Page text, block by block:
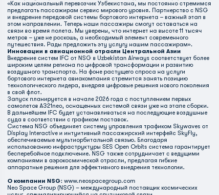
«Как национальный перевозчик Узбекистана, мы постоянно стремимся
предлагать пассажирам сервис мирового уровня. Партнерство с NSG
и внедрение передовой системы бортового интернета – важный этап в
этом направлении. Теперь наши пассажиры смогут оставаться на
связи во время полета. Мы уверены, что интернет на высоте 11 тысяч
метров – уже не роскошь, а необходимый элемент современного
путешествия. Рады предложить эту услугу нашим пассажирам».
Инновации в авиационной отрасли Центральной Азии
Внедрение систем IFC от NSG в Uzbekistan Airways соответствует более
широким целям региона по цифровой трансформации и развитию
воздушного транспорта. На фоне растущего спроса на услуги
бортового интернета авиакомпания стремится занять позицию
технологического лидера, внедряя цифровые решения нового поколения
в свой флот.
Запуск планируется в начале 2026 года с поступлением первых
самолетов A321neo, оснащенных системой связи уже на этапе сборки.
В дальнейшем IFC будет устанавливаться на последующие воздушные
суда в соответствии с графиком поставок.
Система NSG объединяет систему управления трафиком Skywaves от
Display Interactive и интуитивный пассажирский интерфейс SkyFly,
обеспечиваемые мультиорбитальной связью. Благодаря
использованию инфраструктуры SES Open Orbits система гарантирует
бесперебойное подключение. NSG также сотрудничает с ведущими
компаниями в аэрокосмической отрасли, предлагая гибкие
аппаратные решения для эффективного внедрения технологии.
О компании NSG: www.neospacegroup.com
Neo Space Group (NSG) – международный поставщик космических